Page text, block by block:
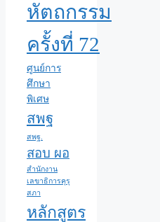
หัตถกรรม
ครั้งที่ 72
ศูนย์การ
ศึกษา
พิเศษ
สพฐ
สพฐ.
สอบ ผอ
สำนักงาน
เลขาธิการคุรุ
สภา
หลักสูตร